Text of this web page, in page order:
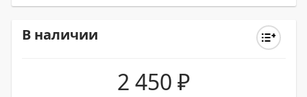
В наличии
2 450 ₽